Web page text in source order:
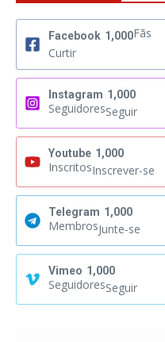
Facebook 1,000Fãs
Curtir
Instagram 1,000
SeguidoresSeguir
Youtube 1,000
InscritosInscrever-se
Telegram 1,000
MembrosJunte-se
Vimeo 1,000
SeguidoresSeguir